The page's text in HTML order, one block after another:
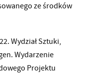
ze środków
Wydział Sztuki,
Wydarzenie
Projektu